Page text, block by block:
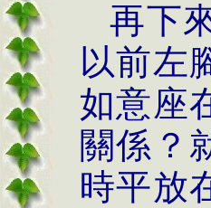
再下
以前左
如意座
關係？
時平放